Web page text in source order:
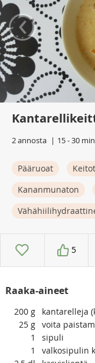
‹
2 annosta 15 - 30 min
Pääruoat Keitot
Kananmunaton
5
Raaka-aineet
200 g
kantarelleja
25 g voita
1
sipuli
1
valkosipulin